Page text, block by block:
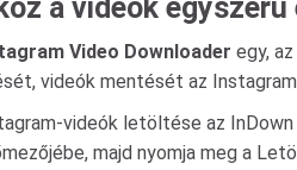
a videók
Video Downloader egy,
videók mentését az
videók letöltése az
majd nyomja meg a